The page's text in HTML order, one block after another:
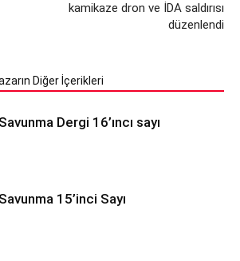
kamikaze dron ve İDA saldırısı
düzenlendi
Diğer İçerikleri
Dergi 16’ıncı sayı
15’inci Sayı